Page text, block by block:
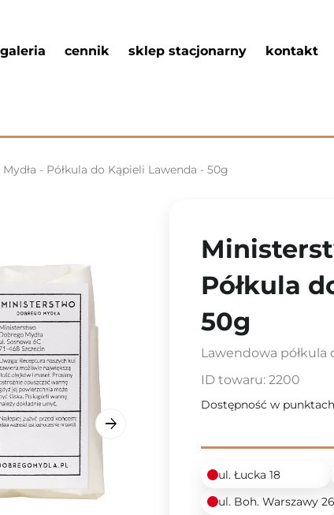
galeria cennik sklep stacjonarny kontakt
- Półkula do Kąpieli Lawenda - 50g
Półkula
50g
Lawendowa półkula
ID towaru: 2200
Dostępność w
ul. Łucka 18
ul. Boh. Warszawy 26